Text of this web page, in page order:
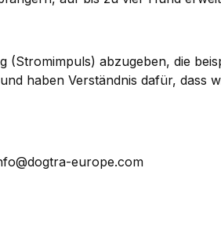
abzugeben, die
haben Verständnis dafür, dass
europe.com